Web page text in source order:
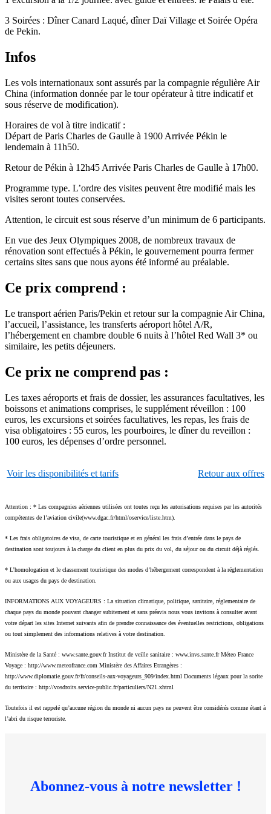
3 Soirées : Dîner Canard Laqué, dîner Daï Village et Soirée Opéra
de Pekin.
Infos
Les vols internationaux sont assurés par la compagnie régulière Air
China (information donnée par le tour opérateur à titre indicatif et
sous réserve de modification).
Horaires de vol à titre indicatif :
Départ de Paris Charles de Gaulle à 1900 Arrivée Pékin le
lendemain à 11h50.
Retour de Pékin à 12h45 Arrivée Paris Charles de Gaulle à 17h00.
Programme type. L’ordre des visites peuvent être modifié mais les
visites seront toutes conservées.
Attention, le circuit est sous réserve d’un minimum de 6 participants.
En vue des Jeux Olympiques 2008, de nombreux travaux de
rénovation sont effectués à Pékin, le gouvernement pourra fermer
certains sites sans que nous ayons été informé au préalable.
Ce prix comprend :
Le transport aérien Paris/Pekin et retour sur la compagnie Air China,
l’accueil, l’assistance, les transferts aéroport hôtel A/R,
l’hébergement en chambre double 6 nuits à l’hôtel Red Wall 3* ou
similaire, les petits déjeuners.
Ce prix ne comprend pas :
Les taxes aéroports et frais de dossier, les assurances facultatives, les
boissons et animations comprises, le supplément réveillon : 100
euros, les excursions et soirées facultatives, les repas, les frais de
visa obligatoires : 55 euros, les pourboires, le dîner du reveillon :
100 euros, les dépenses d’ordre personnel.
Voir les disponibilités et tarifs Retour aux offres
Attention : * Les compagnies aériennes utilisées ont toutes reçu les autorisations requises par les autorités
compétentes de l’aviation civile(www.dgac.fr/html/oservice/liste.htm).
* Les frais obligatoires de visa, de carte touristique et en général les frais d’entrée dans le pays de
destination sont toujours à la charge du client en plus du prix du vol, du séjour ou du circuit déjà réglés.
* L’homologation et le classement touristique des modes d’hébergement correspondent à la réglementation
ou aux usages du pays de destination.
INFORMATIONS AUX VOYAGEURS : La situation climatique, politique, sanitaire, réglementaire de
chaque pays du monde pouvant changer subitement et sans préavis nous vous invitons à consulter avant
votre départ les sites Internet suivants afin de prendre connaissance des éventuelles restrictions, obligations
ou tout simplement des informations relatives à votre destination.
Ministère de la Santé : www.sante.gouv.fr Institut de veille sanitaire : www.invs.sante.fr Méteo France
Voyage : http://www.meteofrance.com Ministère des Affaires Etrangères :
http://www.diplomatie.gouv.fr/fr/conseils-aux-voyageurs_909/index.html Documents légaux pour la sorite
du territoire : http://vosdroits.service-public.fr/particuliers/N21.xhtml
Toutefois il est rappelé qu’aucune région du monde ni aucun pays ne peuvent être considérés comme étant à
l’abri du risque terroriste.
Abonnez-vous à notre newsletter !